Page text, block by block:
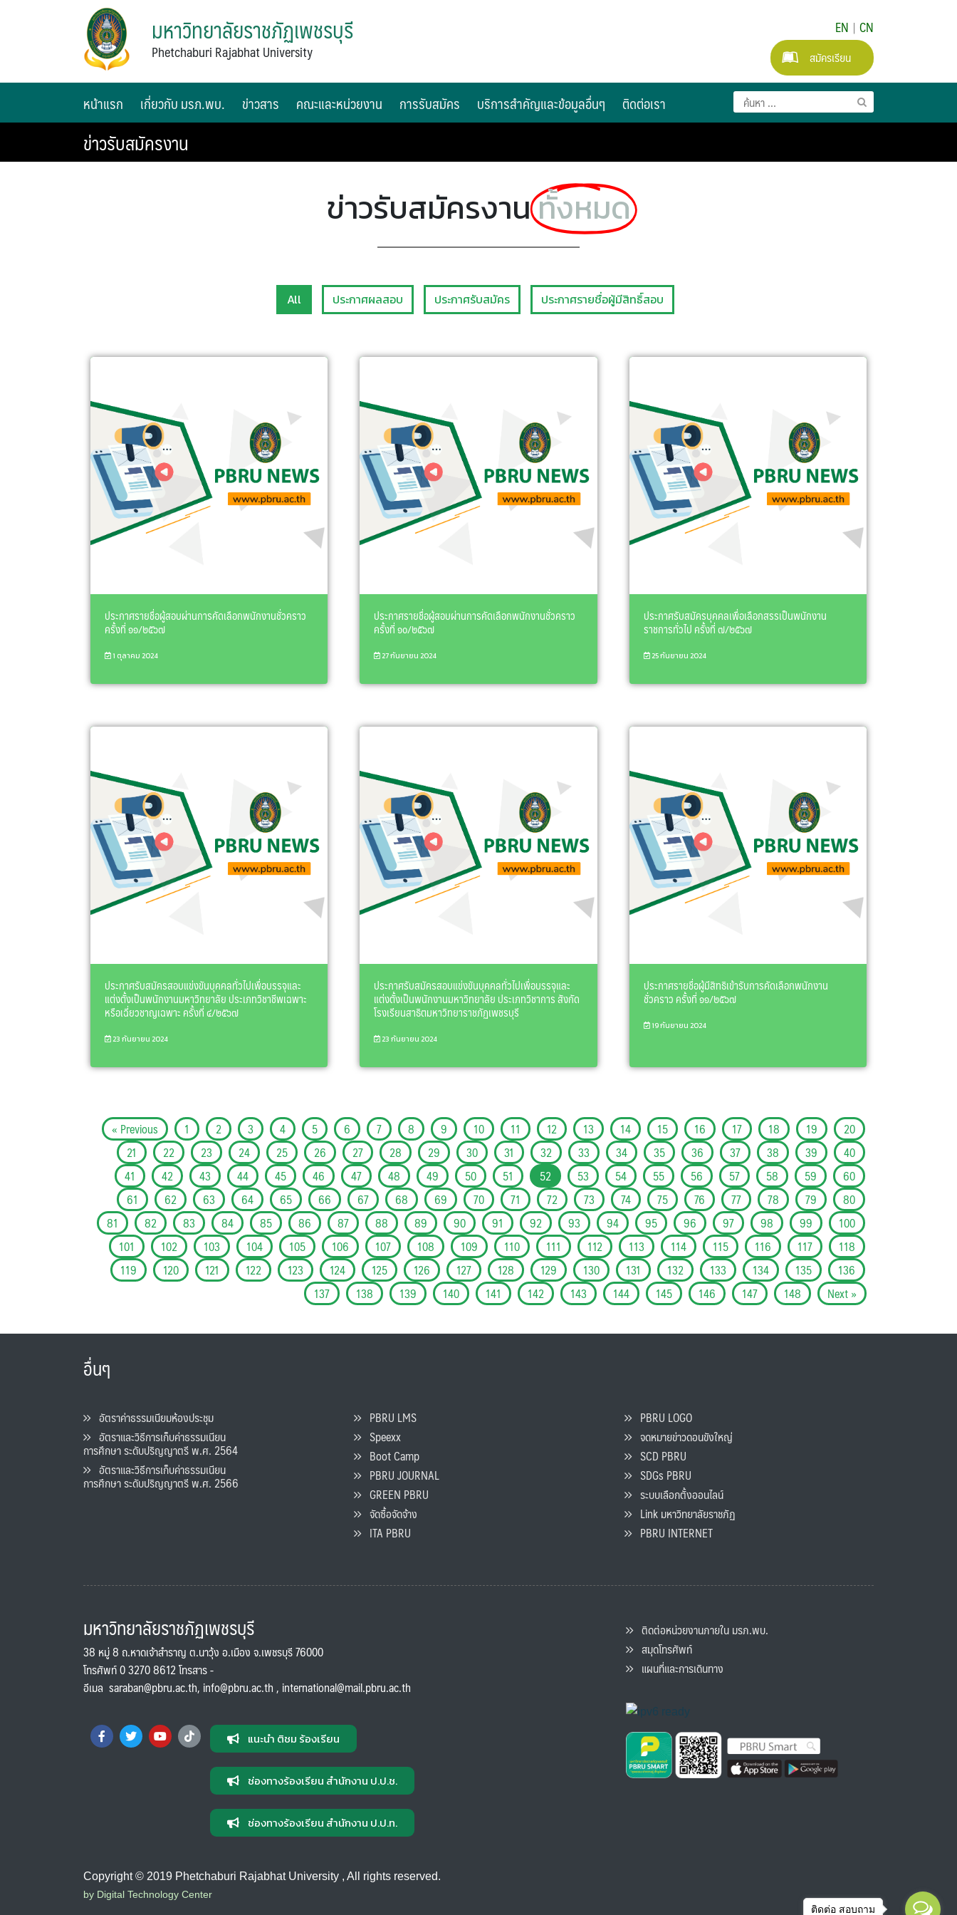
มหาวิทยาลัยราชภัฏเพชรบุรี
Phetchaburi Rajabhat University
EN | CN
สมัครเรียน
หน้าแรก เกี่ยวกับ มรภ.พบ. ข่าวสาร คณะและหน่วยงาน การรับสมัคร บริการสำคัญและข้อมูลอื่นๆ ติดต่อเรา
ข่าวรับสมัครงาน
ข่าวรับสมัครงานทั้งหมด
All ประกาศผลสอบ ประกาศรับสมัคร ประกาศรายชื่อผู้มีสิทธิ์สอบ
ประกาศรายชื่อผู้สอบผ่านการคัดเลือกพนักงานชั่วคราว
ครั้งที่ ๑๑/๒๕๖๗
1 ตุลาคม 2024
ประกาศรายชื่อผู้สอบผ่านการคัดเลือกพนักงานชั่วคราว
ครั้งที่ ๑๐/๒๕๖๗
27 กันยายน 2024
ประกาศรับสมัครบุคคลเพื่อเลือกสรรเป็นพนักงาน
ราชการทั่วไป ครั้งที่ ๗/๒๕๖๗
25 กันยายน 2024
ประกาศรับสมัครสอบแข่งขันบุคคลทั่วไปเพื่อบรรจุและ
แต่งตั้งเป็นพนักงานมหาวิทยาลัย ประเภทวิชาชีพเฉพาะ
หรือเฉี่ยวชาญเฉพาะ ครั้งที่ ๔/๒๕๖๗
23 กันยายน 2024
ประกาศรับสมัครสอบแข่งขันบุคคลทั่วไปเพื่อบรรจุและ
แต่งตั้งเป็นพนักงานมหาวิทยาลัย ประเภทวิชาการ สังกัด
โรงเรียนสาธิตมหาวิทยาราชภัฏเพชรบุรี
23 กันยายน 2024
ประกาศรายชื่อผู้มีสิทธิเข้ารับการคัดเลือกพนักงาน
ชั่วคราว ครั้งที่ ๑๑/๒๕๖๗
19 กันยายน 2024
« Previous 1 2 3 4 5 6 7 8 9 10 11 12 13 14 15 16 17 18 19
20
21
22 23 24 25 26 27 28 29 30 31 32 33 34 35 36 37 38 39
40
41
42 43 44 45 46 47 48 49 50 51 52 53 54 55 56 57 58 59
60
61
62 63 64 65 66 67 68 69 70 71 72 73 74 75 76 77 78 79
80
81
82 83 84 85 86 87 88 89 90 91 92 93 94 95 96 97 98 99
100
101
102 103 104 105 106 107 108 109 110 111 112 113 114 115 116 117
118
119
120 121 122 123 124 125 126 127 128 129 130 131 132 133 134 135
136
137
138 139 140 141 142 143 144 145 146 147 148 Next »
อื่นๆ
อัตราค่าธรรมเนียมห้องประชุม
อัตราและวิธีการเก็บค่าธรรมเนียน
การศึกษา ระดับปริญญาตรี พ.ศ. 2564
อัตราและวิธีการเก็บค่าธรรมเนียน
การศึกษา ระดับปริญญาตรี พ.ศ. 2566
PBRU LMS
Speexx
Boot Camp
PBRU JOURNAL
GREEN PBRU
จัดซื้อจัดจ้าง
ITA PBRU
PBRU LOGO
จดหมายข่าวดอนขังใหญ่
SCD PBRU
SDGs PBRU
ระบบเลือกตั้งออนไลน์
Link มหาวิทยาลัยราชภัฏ
PBRU INTERNET
มหาวิทยาลัยราชภัฏเพชรบุรี
38 หมู่ 8 ถ.หาดเจ้าสำราญ ต.นาวุ้ง อ.เมือง จ.เพชรบุรี 76000
โทรศัพท์ 0 3270 8612 โทรสาร -
อีเมล saraban@pbru.ac.th, info@pbru.ac.th, international@mail.pbru.ac.th
แนะนำ ติชม ร้องเรียน
ช่องทางร้องเรียน สำนักงาน ป.ป.ช.
ช่องทางร้องเรียน สำนักงาน ป.ป.ท.
Copyright © 2019 Phetchaburi Rajabhat University , All rights reserved.
by Digital Technology Center
ติดต่อหน่วยงานภายใน มรภ.พบ.
สมุดโทรศัพท์
แผนที่และการเดินทาง
ติดต่อ สอบถาม